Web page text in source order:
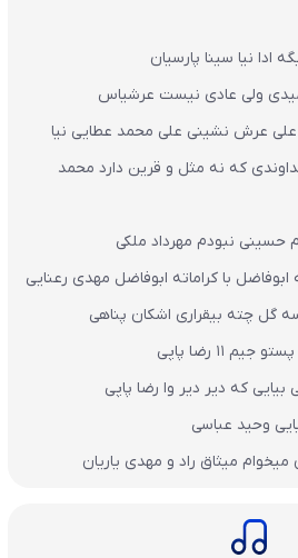
ادا نیا سینا پارسیان
ولی عادی نیست عرشیاس
علی عرش نشینی علی محمد عطایی نیا
که نه مثل و قرین دارد محمد
حسینی نبودم مهرداد ملکی
با کراماته ابوفاضل مهدی رعنایی
گل چته بیقراری اشکان پناهی
۱۱ رضا پاپی
که دیر دیر وا رضا پاپی
وحید عباسی
میثاق راد و مهدی یاریان